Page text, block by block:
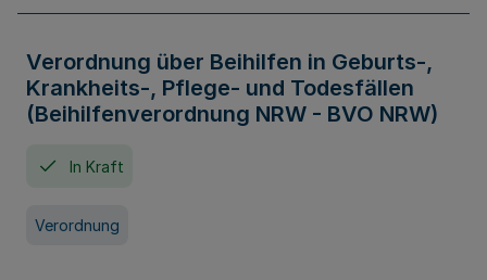
Verordnung über Beihilfen in Geburts-,
Krankheits-, Pflege- und Todesfällen
(Beihilfenverordnung NRW - BVO NRW)
In Kraft
Verordnung